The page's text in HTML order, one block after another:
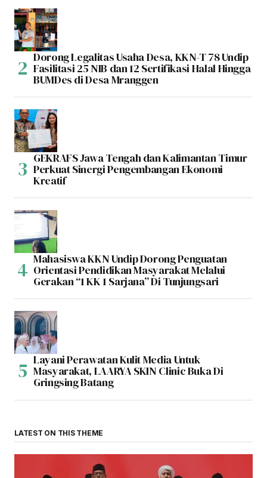
Dorong Legalitas Usaha Desa, KKN-T 78 Undip
Fasilitasi 25 NIB dan 12 Sertifikasi Halal Hingga
BUMDes di Desa Mranggen
GEKRAFS Jawa Tengah dan Kalimantan Timur
Perkuat Sinergi Pengembangan Ekonomi
Kreatif
Mahasiswa KKN Undip Dorong Penguatan
Orientasi Pendidikan Masyarakat Melalui
Gerakan “1 KK 1 Sarjana” Di Tunjungsari
Layani Perawatan Kulit Media Untuk
Masyarakat, LAARYA SKIN Clinic Buka Di
Gringsing Batang
LATEST ON THIS THEME